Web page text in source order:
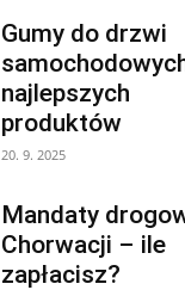
Gumy do drzwi
najlepszych
produktów
20. 9. 2025
Mandaty
Chorwacji – ile
zapłacisz?